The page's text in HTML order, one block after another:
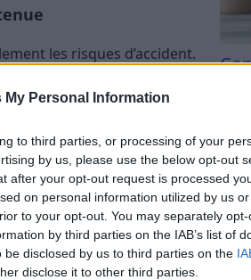
My Personal Information
to third parties, or processing of your
by us, please use the below opt-out
after your opt-out request is processed
on personal information utilized by us
to your opt-out. You may separately
by third parties on the IAB’s list of
disclosed by us to third parties on the
disclose it to other third parties.
les risques d’accident.
et de l’éclairage. Ne
une perte de
à la situation peut
il est important de régler la
une vitesse
routes urbaines, etc.).
Tri
du